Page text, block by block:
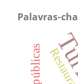
Palavras-